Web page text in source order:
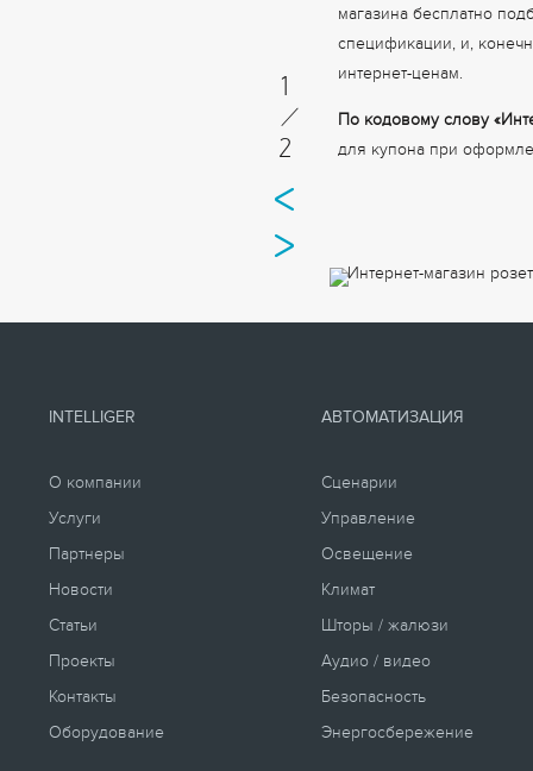
магазина бесплатно
спецификации, и,
интернет-ценам.
По кодовому слову
для купона при
1
/
2
INTELLIGER
О компании
Услуги
Партнеры
Новости
Статьи
Проекты
Контакты
Оборудование
АВТОМАТИЗАЦИЯ
Сценарии
Управление
Освещение
Климат
Шторы / жалюзи
Аудио / видео
Безопасность
Энергосбережение